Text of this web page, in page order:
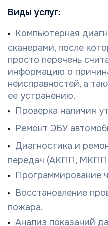
Виды услуг:
Компьютерная
сканерами, после
просто перечень
информацию о
неисправностей, а
ее устранению.
Проверка наличия
Ремонт ЭБУ
Диагностика и
передач (АКПП, МКПП,
Программирование
Восстановление
пожара.
Анализ показаний